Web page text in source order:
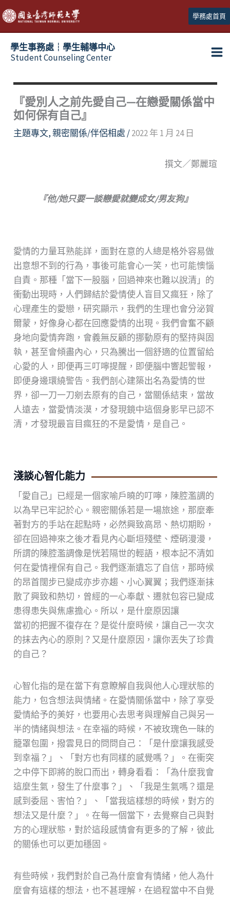
跳
至
主
學務處首頁
學生事務處┆學生輔導中心
Student Counseling Center
『愛別人之前先愛自己—在戀愛關係當中
如何保有自己』
主題專文,親密關係/伴侶相處 /2022 年 1 月 24 日
撰文／鄭麗瑄
『他/她只要一談戀愛就變成女/男友狗』
愛情的力量耳熟能詳，面對在意的人總是格外容易做
出意想不到的行為，事後可能會心一笑，也可能懊惱
自責。那種「當下一股腦，回過神來也難以說清」的
衝動出現時，人們歸結於愛情使人盲目又瘋狂，除了
心理產生的愛戀，研究顯示，我們的生理也會分泌賀
爾蒙，好像身心都在回應愛情的出現。我們會奮不顧
身地向愛情奔跑，會義無反顧的挪動原有的堅持與固
執，甚至會傾盡內心，只為騰出一個舒適的位置留給
心愛的人，即便再三叮嚀提醒，即便腦中響起警報，
即便身邊環繞警告。我們剖心建築出名為愛情的世
界，卻一刀一刀剜去原有的自己，當關係結束，當故
人遠去，當愛情淡漠，才發現鏡中這個身影早已認不
清，才發現最盲目瘋狂的不是愛情，是自己。
淺談心智化能力
「愛自己」已經是一個家喻戶曉的叮嚀，陳腔濫調的
以為早已牢記於心。親密關係若是一場旅途，那麼牽
著對方的手站在起點時，必然興致高昂、熱切期盼，
卻在回過神來之後才看見內心斷垣殘壁、煙硝漫漫，
所謂的陳腔濫調像是恍若隔世的輕語，根本記不清如
何在愛情裡保有自己。我們逐漸遺忘了自信，那時候
的昂首闊步已變成亦步亦趨、小心翼翼；我們逐漸抹
散了興致和熱切，曾經的一心奉獻、遷就包容已變成
患得患失與焦慮擔心。所以，是什麼原因讓
當初的把握不復存在？是從什麼時候，讓自己一次次
的抹去內心的原則？又是什麼原因，讓你丟失了珍貴
的自己？
心智化指的是在當下有意瞭解自我與他人心理狀態的
能力，包含想法與情緒。在愛情關係當中，除了享受
愛情給予的美好，也要用心去思考與理解自己與另一
半的情緒與想法。在幸福的時候，不被玫瑰色一昧的
籠罩包圍，撥雲見日的問問自己：「是什麼讓我感受
到幸福？」、「對方也有同樣的感覺嗎？」。在衝突
之中停下即將的脫口而出，轉身看看：「為什麼我會
這麼生氣，發生了什麼事？」、「我是生氣嗎？還是
感到委屈、害怕？」、「當我這樣想的時候，對方的
想法又是什麼？」。在每一個當下，去覺察自己與對
方的心理狀態，對於這段感情會有更多的了解，彼此
的關係也可以更加穩固。
有些時候，我們對於自己為什麼會有情緒，他人為什
麼會有這樣的想法，也不甚理解，在過程當中不自覺